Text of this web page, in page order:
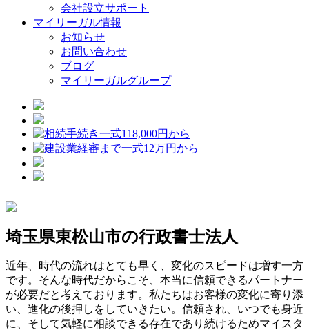
会社設立サポート
マイリーガル情報
お知らせ
お問い合わせ
ブログ
マイリーガルグループ
埼玉県東松山市の行政書士法人
近年、時代の流れはとても早く、変化のスピードは増す一方
です。そんな時代だからこそ、本当に信頼できるパートナー
が必要だと考えております。私たちはお客様の変化に寄り添
い、進化の後押しをしていきたい。信頼され、いつでも身近
に、そして気軽に相談できる存在であり続けるためマイスタ